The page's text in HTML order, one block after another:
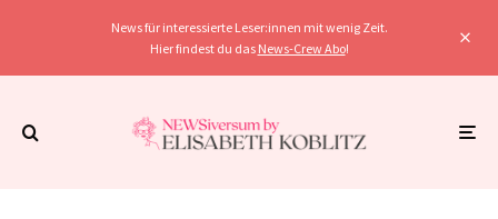
News für interessierte Leser:innen mit wenig Zeit.
Hier findest du das News-Crew Abo!